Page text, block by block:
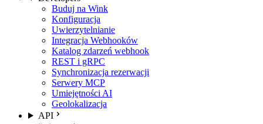
Buduj na Wink
Konfiguracja
Uwierzytelnianie
Integracja Webhooków
Katalog zdarzeń webhook
REST i gRPC
Synchronizacja rezerwacji
Serwery MCP
Umiejętności AI
Geolokalizacja
API